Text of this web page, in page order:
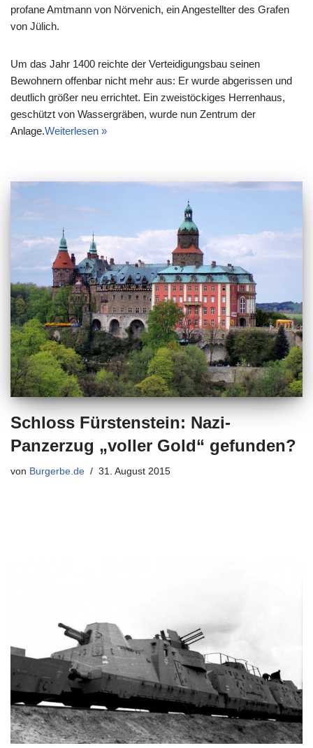
profane Amtmann von Nörvenich, ein Angestellter des Grafen
von Jülich.
Um das Jahr 1400 reichte der Verteidigungsbau seinen
Bewohnern offenbar nicht mehr aus: Er wurde abgerissen und
deutlich größer neu errichtet. Ein zweistöckiges Herrenhaus,
geschützt von Wassergräben, wurde nun Zentrum der
Anlage.Weiterlesen »
Schloss Fürstenstein: Nazi-
Panzerzug „voller Gold“ gefunden?
von Burgerbe.de 31. August 2015